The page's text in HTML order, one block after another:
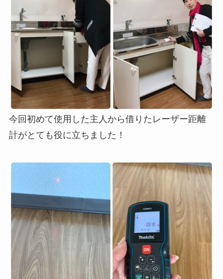
今回初めて使用した主人から借りたレーザー距離
計がとても役に立ちました！